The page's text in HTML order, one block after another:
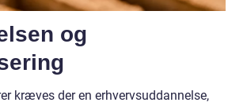
og
kræves der en erhvervsuddannelse,